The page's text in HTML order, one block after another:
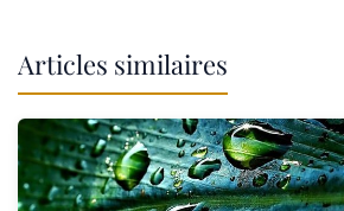
Articles similaires